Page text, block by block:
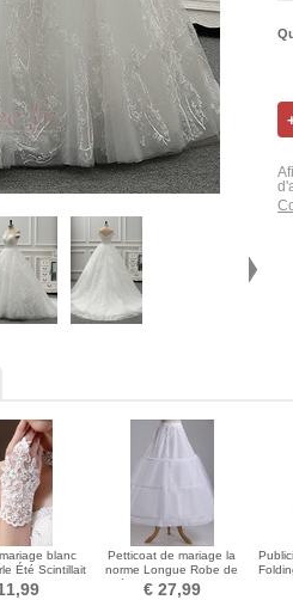
blanc
Été Scintillait
Petticoat de mariage la
norme Longue Robe de
mariée Glamour Taffetas en
polyester
€ 27,99